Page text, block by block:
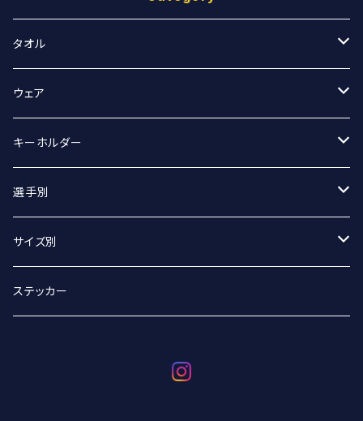
タオル
スポーツタオル
マフラータオル
ウェア
Tシャツ
Tシャツ（オーバーサイズ）
ベースボールシャツ
選手別
キーホルダー
丸アクキー
ユニフォームアクキー
選手別
#2 宮坂侑選手
#9 ジグマルス・ライモ選手
サイズ別
Sサイズ
ステッカー